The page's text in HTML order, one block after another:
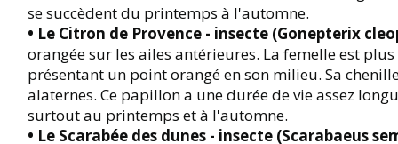
se succèdent du printemps à l'automne.
• Le Citron de Provence - insecte (Gonepterix
orangée sur les ailes antérieures. La femelle est
présentant un point orangé en son milieu. Sa
alaternes. Ce papillon a une durée de vie assez
surtout au printemps et à l'automne.
• Le Scarabée des dunes - insecte (Scarabaeus